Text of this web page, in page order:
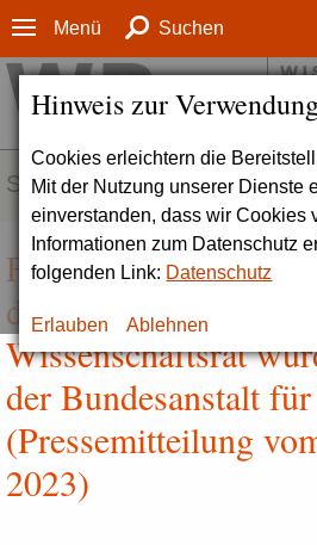
Hinweis zur
Cookies erleichtern die
Mit der Nutzung unserer Dienste
einverstanden, dass wir Cookies
Informationen zum Datenschutz
folgenden Link: Datenschutz
Erlauben Ablehnen
Menü Suchen
SERVICE
Forschung für die
der Zukunft von
Wissenschaftsrat
der Bundesanstalt
(Pressemitteilung
2023)